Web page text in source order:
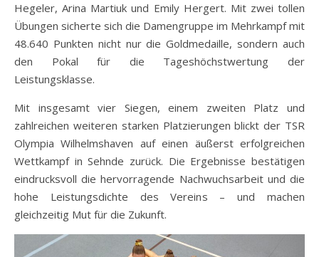
Hegeler, Arina Martiuk und Emily Hergert. Mit zwei tollen
Übungen sicherte sich die Damengruppe im Mehrkampf mit
48.640 Punkten nicht nur die Goldmedaille, sondern auch
den Pokal für die Tageshöchstwertung der
Leistungsklasse.
Mit insgesamt vier Siegen, einem zweiten Platz und
zahlreichen weiteren starken Platzierungen blickt der TSR
Olympia Wilhelmshaven auf einen äußerst erfolgreichen
Wettkampf in Sehnde zurück. Die Ergebnisse bestätigen
eindrucksvoll die hervorragende Nachwuchsarbeit und die
hohe Leistungsdichte des Vereins – und machen
gleichzeitig Mut für die Zukunft.